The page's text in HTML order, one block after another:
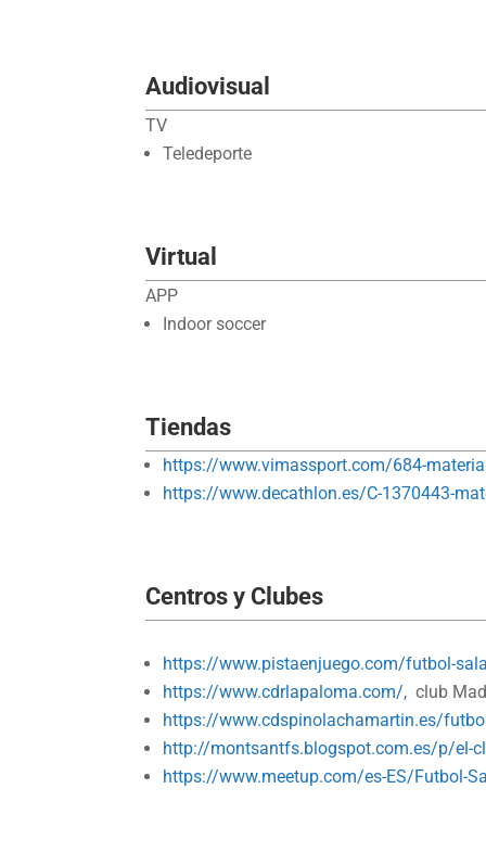
Audiovisual
TV
Teledeporte
Virtual
APP
Indoor soccer
Tiendas
https://www.vimassport.com/684-
https://www.decathlon.es/C-1370443-
Centros y Clubes
https://www.pistaenjuego.com/futbol-
https://www.cdrlapaloma.com/, club
https://www.cdspinolachamartin.es/
http://montsantfs.blogspot.com.es/p/el-
https://www.meetup.com/es-ES/Futbol-